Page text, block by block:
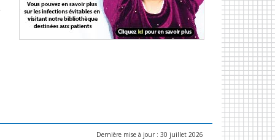
Dernière mise à jour : 30 juillet 2026